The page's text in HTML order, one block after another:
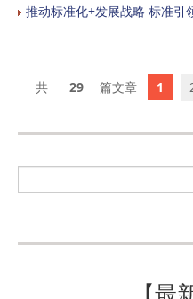
推动标准化+发展战略 标准引
29 1